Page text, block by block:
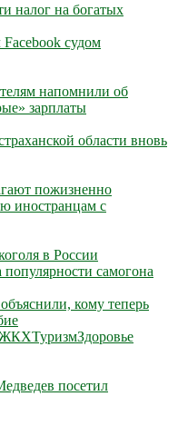
налог на богатых
судом
напомнили об
зарплаты
области вновь
пожизненно
иностранцам с
в России
популярности самогона
кому теперь
ТуризмЗдоровье
посетил